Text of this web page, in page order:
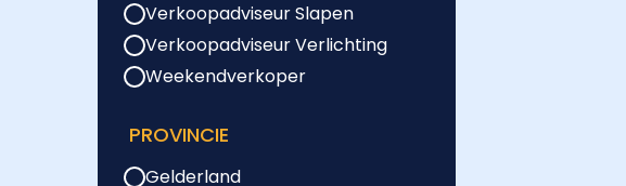
Verkoopadviseur Slapen
Verkoopadviseur Verlichting
Weekendverkoper
PROVINCIE
Gelderland